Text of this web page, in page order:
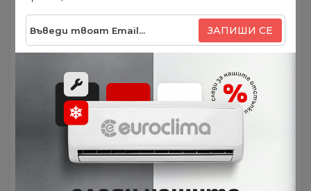
направление, както и запаметяване на
позициите им. В допълнение 3D Auto функция
гарантира тиха работа и равномерна
помещението.
Пестене на енергия
– възможността за
отдалечено управление и мониторинг на
консумираната електроенергия от
климатика в комбинация на икономичен
режим, таймер или Fuzzy Auto Mode, чрез
който устройството прави
приблизителни изчисления какъв режим и
ЗАПИШИ СЕ